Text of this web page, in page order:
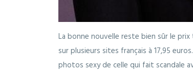
La bonne nouvelle reste bien sûr le
sur plusieurs sites français à 17,95
photos sexy de celle qui fait scandale